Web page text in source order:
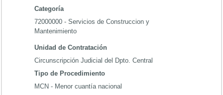
Categoría
72000000 - Servicios de Construccion y
Mantenimiento
Unidad de Contratación
Circunscripción Judicial del Dpto. Central
Tipo de Procedimiento
MCN - Menor cuantía nacional